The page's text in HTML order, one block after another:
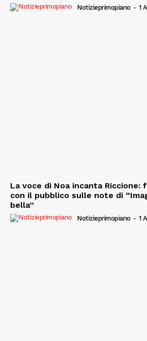
Notizieprimopiano - 1
La voce di Noa incanta Riccione:
con il pubblico sulle note di
bella”
Notizieprimopiano - 1